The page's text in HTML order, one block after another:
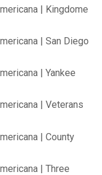
| Kingdome
| San Diego
| Yankee
| Veterans
| County
| Three